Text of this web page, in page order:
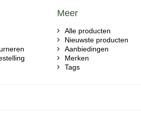
Meer
Alle producten
Nieuwste producten
Aanbiedingen
Merken
Tags